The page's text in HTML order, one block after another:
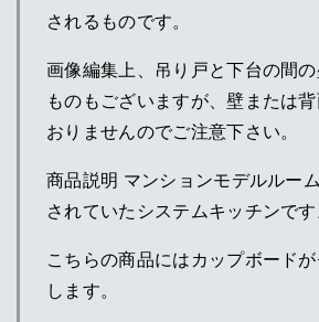
されるものです。
画像編集上、吊り戸と下台の間
ものもございますが、壁または
おりませんのでご注意下さい。
商品説明 マンションモデルルー
されていたシステムキッチンです
こちらの商品にはカップボード
します。